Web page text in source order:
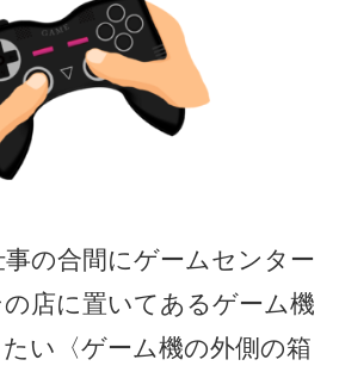
の合間にゲームセンター
店に置いてあるゲーム機
い〈ゲーム機の外側の箱